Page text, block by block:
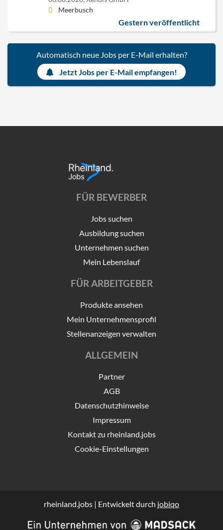
Meerbusch
Gestern veröffentlicht
Automatisch neue Jobs per E-Mail erhalten?
Jetzt Jobs per E-Mail empfangen!
FÜR BEWERBER
Jobs suchen
Ausbildung suchen
Unternehmen suchen
Mein Lebenslauf
FÜR ARBEITGEBER
Produkte ansehen
Mein Unternehmensprofil
Stellenanzeigen verwalten
ALLGEMEIN
Partner
AGB
Datenschutzhinweise
Impressum
Kontakt zu rheinland.jobs
Cookie-Einstellungen
rheinland.jobs | Entwickelt durch jobiqo